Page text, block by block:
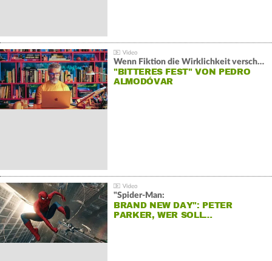
Wenn Fiktion die Wirklichkeit verschiebt:
"BITTERES FEST" VON PEDRO
ALMODÓVAR
"Spider-Man:
BRAND NEW DAY": PETER
PARKER, WER SOLL…